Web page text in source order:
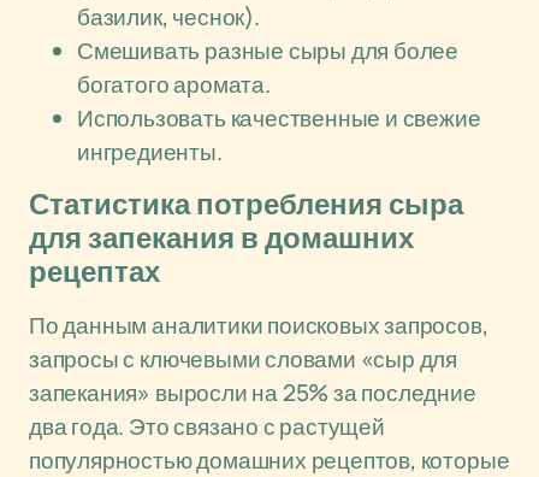
базилик, чеснок).
Смешивать разные сыры для более
богатого аромата.
Использовать качественные и свежие
ингредиенты.
Статистика потребления сыра
для запекания в домашних
рецептах
По данным аналитики поисковых запросов,
запросы с ключевыми словами «сыр для
запекания» выросли на 25% за последние
два года. Это связано с растущей
популярностью домашних рецептов, которые